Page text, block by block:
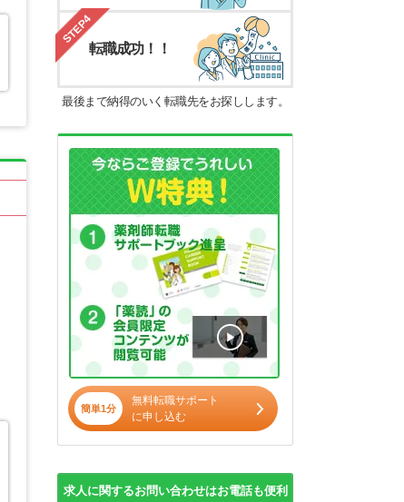
STEP4
転職成功！！
最後まで納得のいく転職先をお探しします。
簡単1分
無料転職サポート
に申し込む
求人に関するお問い合わせはお電話も便利